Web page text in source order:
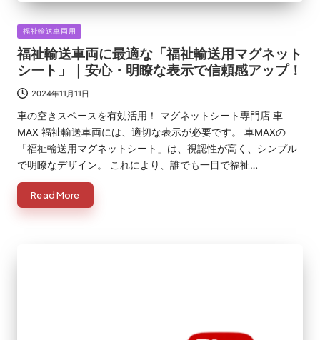
Posted
in
福祉輸送車両用
福祉輸送車両に最適な「福祉輸送用マグネット
シート」｜安心・明瞭な表示で信頼感アップ！
2024年11月11日
車の空きスペースを有効活用！ マグネットシート専門店 車
MAX 福祉輸送車両には、適切な表示が必要です。 車MAXの
「福祉輸送用マグネットシート」は、視認性が高く、シンプル
で明瞭なデザイン。 これにより、誰でも一目で福祉…
Read More